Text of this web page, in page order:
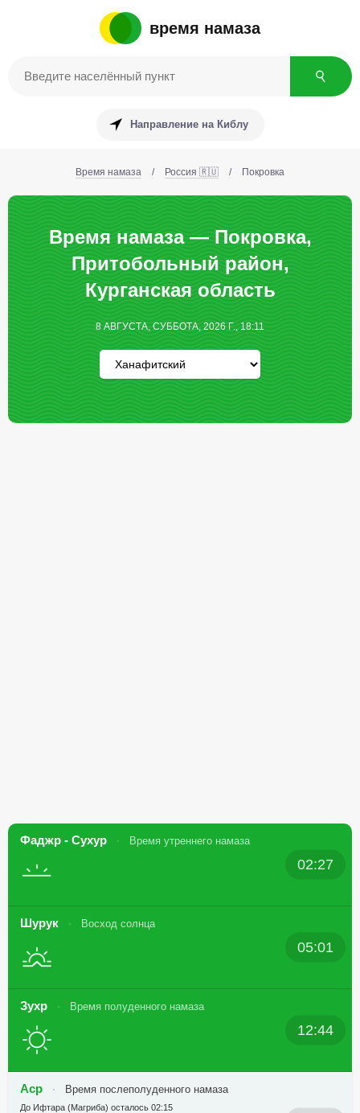
время намаза
Направление на Киблу
Время намаза / Россия 🇷🇺 / Покровка
Время намаза — Покровка,
Притобольный район,
Курганская область
8 АВГУСТА, СУББОТА, 2026 Г., 18:11
Фаджр - Сухур Время утреннего намаза
02:27
Шурук Восход солнца
05:01
Зухр Время полуденного намаза
12:44
Аср Время послеполуденного намаза
До Ифтара (Магриба) осталось 02:15